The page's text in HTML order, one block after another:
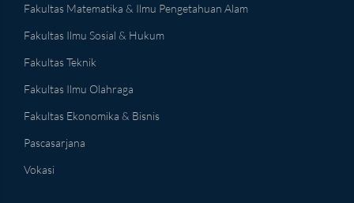
Fakultas Matematika & Ilmu Pengetahuan Alam
Fakultas Ilmu Sosial & Hukum
Fakultas Teknik
Fakultas Ilmu Olahraga
Fakultas Ekonomika & Bisnis
Pascasarjana
Vokasi